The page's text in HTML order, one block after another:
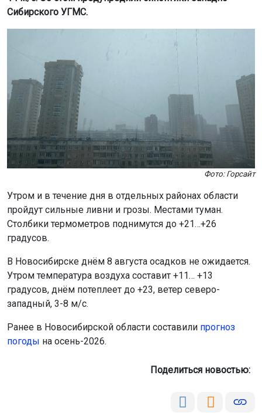
Сибирского УГМС.
Фото: Горсайт
Утром и в течение дня в отдельных районах области
пройдут сильные ливни и грозы. Местами туман.
Столбики термометров поднимутся до +21…+26
градусов.
В Новосибирске днём 8 августа осадков не ожидается.
Утром температура воздуха составит +11… +13
градусов, днём потеплеет до +23, ветер северо-
западный, 3-8 м/с.
Ранее в Новосибирской области составили прогноз
погоды на осень-2026.
Поделиться новостью: